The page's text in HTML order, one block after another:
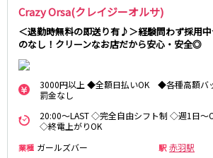
Crazy Orsa(クレイジーオルサ)
＜退勤時無料の即送り有♪＞経験問わず採用
のなし！クリーンなお店だから安心・安全◎
3000円以上 ◆全額日払いOK ◆各種高額バ
罰金なし
20:00～LAST ◇完全自由シフト制 ◇週1日～
◇終電上がりOK
業種 ガールズバー 駅 赤羽駅
南越谷
草加
川越
所沢
春日部
南浦和
上尾
飯能・狭山
坂戸・東松山
西国分寺駅
高尾駅
四ツ谷駅
新橋駅
池袋駅
秋葉原駅
神田駅